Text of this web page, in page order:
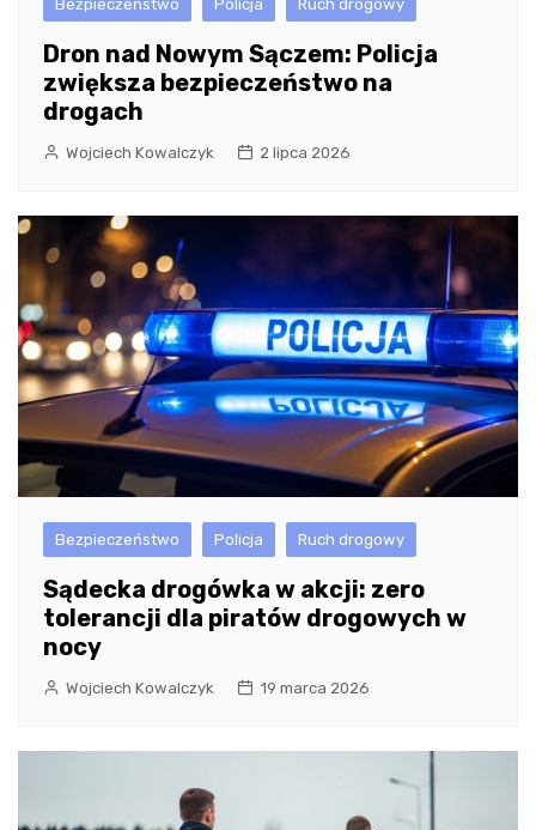
Bezpieczeństwo Policja Ruch drogowy
Dron nad Nowym Sączem: Policja
zwiększa bezpieczeństwo na
drogach
Wojciech Kowalczyk 2 lipca 2026
Bezpieczeństwo Policja Ruch drogowy
Sądecka drogówka w akcji: zero
tolerancji dla piratów drogowych w
nocy
Wojciech Kowalczyk 19 marca 2026